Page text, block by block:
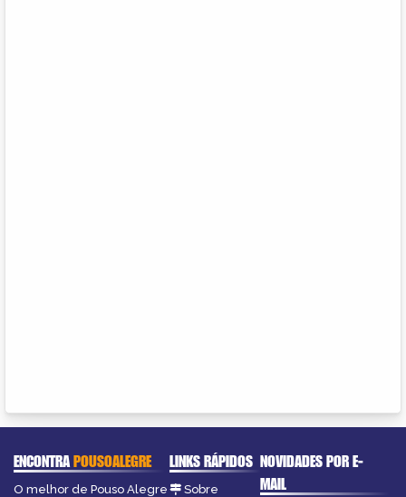
ENCONTRAPOUSOALEGRE
O melhor de Pouso Alegre
LINKS RÁPIDOS
Sobre
NOVIDADES POR E-
MAIL